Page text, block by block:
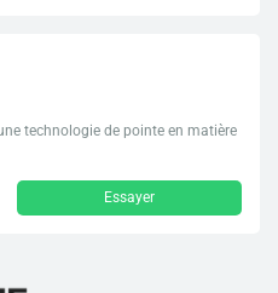
technologie de pointe en matière
Essayer